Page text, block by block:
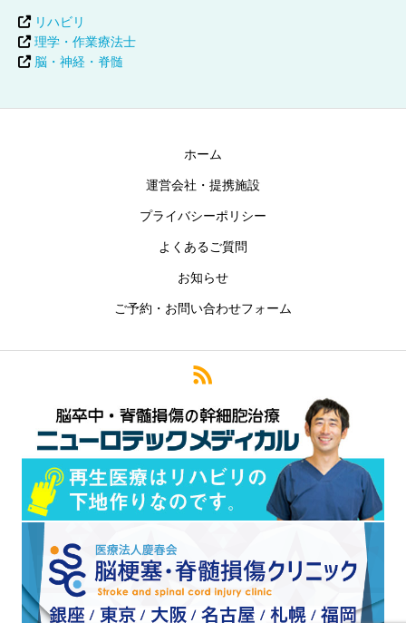
リハビリ
理学・作業療法士
脳・神経・脊髄
ホーム
運営会社・提携施設
プライバシーポリシー
よくあるご質問
お知らせ
ご予約・お問い合わせフォーム